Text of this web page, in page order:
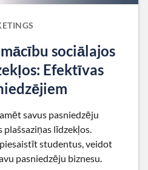
sociālajos
Efektīvas
savus pasniedzēju
līdzekļos.
studentus, veidot
pasniedzēju biznesu.